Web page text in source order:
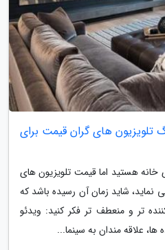
تلویزیون های گران قیمت برای
خانه هستید اما قیمت تلویزیون های
شاید زمان آن رسیده باشد که
تر و منعطف تر فکر کنید: ویدئو
ها، علاقه مندان به سینما...